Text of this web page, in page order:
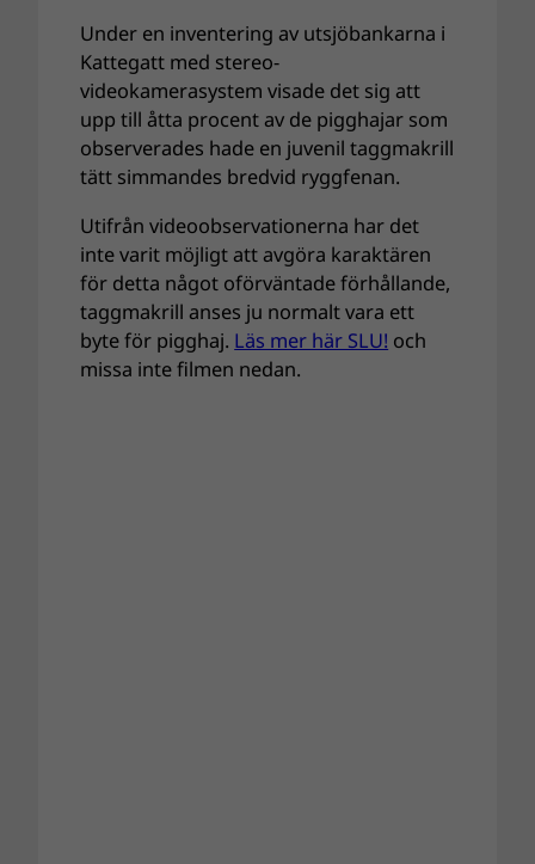
Under en inventering av utsjöbankarna i
Kattegatt med stereo-
videokamerasystem visade det sig att
upp till åtta procent av de pigghajar som
observerades hade en juvenil taggmakrill
tätt simmandes bredvid ryggfenan.
Utifrån videoobservationerna har det
inte varit möjligt att avgöra karaktären
för detta något oförväntade förhållande,
taggmakrill anses ju normalt vara ett
byte för pigghaj. Läs mer här SLU! och
missa inte filmen nedan.